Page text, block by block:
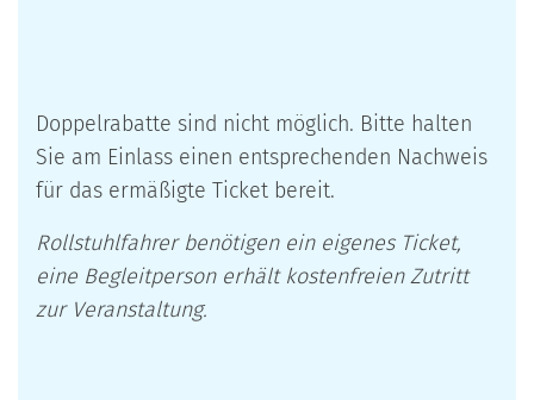
Doppelrabatte sind nicht möglich. Bitte halten
Sie am Einlass einen entsprechenden Nachweis
für das ermäßigte Ticket bereit.
Rollstuhlfahrer benötigen ein eigenes Ticket,
eine Begleitperson erhält kostenfreien Zutritt
zur Veranstaltung.